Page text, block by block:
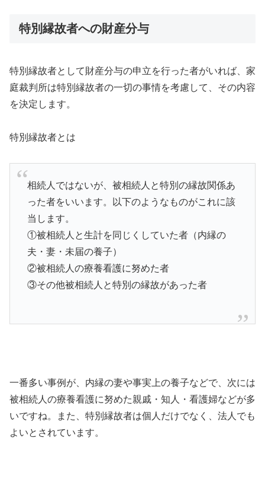
特別縁故者への財産分与
特別縁故者として財産分与の申立を行った者がいれば、家
庭裁判所は特別縁故者の一切の事情を考慮して、その内容
を決定します。
特別縁故者とは
相続人ではないが、被相続人と特別の縁故関係あ
った者をいいます。以下のようなものがこれに該
当します。
①被相続人と生計を同じくしていた者（内縁の
夫・妻・未届の養子）
②被相続人の療養看護に努めた者
③その他被相続人と特別の縁故があった者
一番多い事例が、内縁の妻や事実上の養子などで、次には
被相続人の療養看護に努めた親戚・知人・看護婦などが多
いですね。また、特別縁故者は個人だけでなく、法人でも
よいとされています。